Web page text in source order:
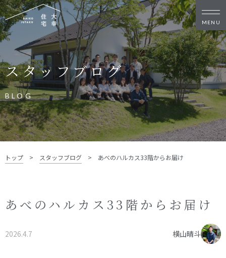
新築・リノベをお考えの方
家づくりの考え方
家づくりの流れ
施工事例
イベント
お客様の声
モデルハウス
リフォーム・リノベーション
土地をお探しの方
スタッフブログ
お知らせ
オーナー様へ
資料請求・お問い合わせ
スタッフブログ
BLOG
トップ > スタッフブログ > あべのハルカス33階からお届け
あべのハルカス33階からお届け
2026.4.7 横山晴斗